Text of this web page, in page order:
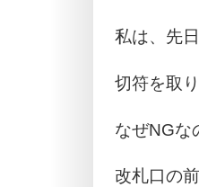
私は、先
切符を取
なぜNGな
改札口の